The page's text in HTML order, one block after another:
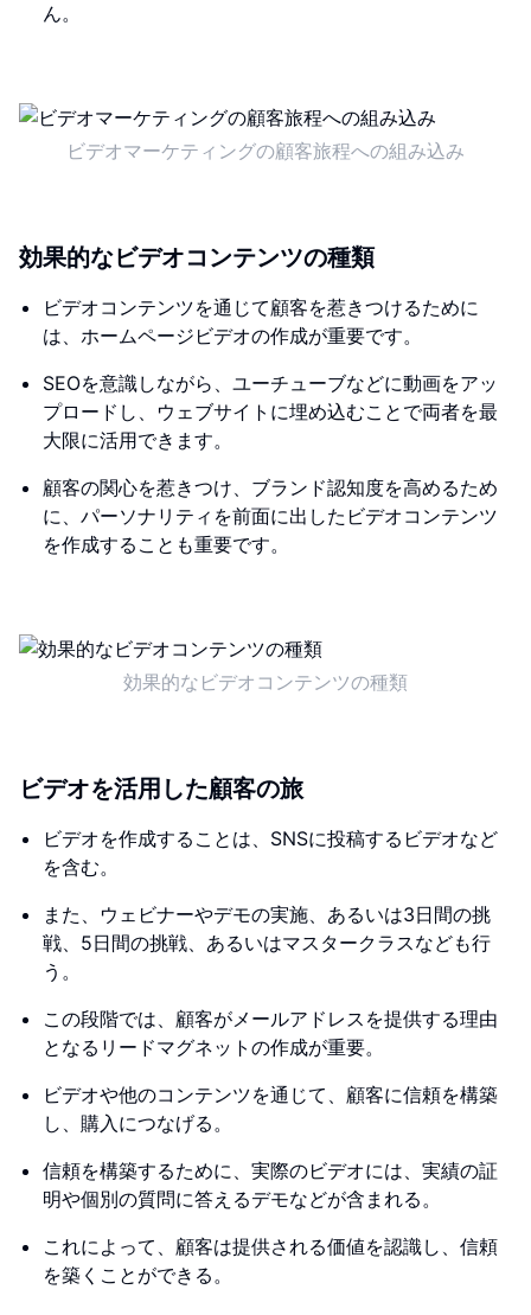
ん。
ビデオマーケティングの顧客旅程への組み込み
効果的なビデオコンテンツの種類
ビデオコンテンツを通じて顧客を惹きつけるために
は、ホームページビデオの作成が重要です。
SEOを意識しながら、ユーチューブなどに動画をアッ
プロードし、ウェブサイトに埋め込むことで両者を最
大限に活用できます。
顧客の関心を惹きつけ、ブランド認知度を高めるため
に、パーソナリティを前面に出したビデオコンテンツ
を作成することも重要です。
効果的なビデオコンテンツの種類
ビデオを活用した顧客の旅
ビデオを作成することは、SNSに投稿するビデオなど
を含む。
また、ウェビナーやデモの実施、あるいは3日間の挑
戦、5日間の挑戦、あるいはマスタークラスなども行
う。
この段階では、顧客がメールアドレスを提供する理由
となるリードマグネットの作成が重要。
ビデオや他のコンテンツを通じて、顧客に信頼を構築
し、購入につなげる。
信頼を構築するために、実際のビデオには、実績の証
明や個別の質問に答えるデモなどが含まれる。
これによって、顧客は提供される価値を認識し、信頼
を築くことができる。